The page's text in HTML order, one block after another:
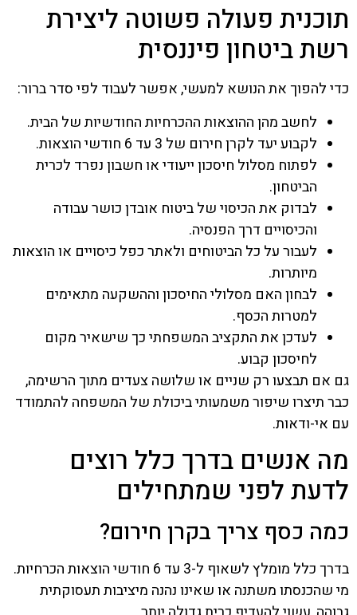
תוכנית פעולה פשוטה ליצירת
רשת ביטחון פיננסית
כדי להפוך את הנושא למעשי, אפשר לעבוד לפי סדר ברור:
לחשב מהן ההוצאות ההכרחיות החודשיות של הבית.
לקבוע יעד לקרן חירום של 3 עד 6 חודשי הוצאות.
לפתוח מסלול חיסכון ייעודי או חשבון נפרד לכרית
הביטחון.
לבדוק את הכיסוי של ביטוח אובדן כושר עבודה
והכיסויים דרך הפנסיה.
לעבור על כל הביטוחים ולאתר כפל כיסויים או הוצאות
מיותרות.
לבחון האם מסלולי החיסכון וההשקעה מתאימים
למטרות הכסף.
לעדכן את התקציב המשפחתי כך שישאיר מקום
לחיסכון קבוע.
גם אם תבצעו רק שניים או שלושה צעדים מתוך הרשימה,
כבר תיצרו שיפור משמעותי ביכולת של המשפחה להתמודד
עם אי-ודאות.
מה אנשים בדרך כלל רוצים
לדעת לפני שמתחילים
כמה כסף צריך בקרן חירום?
בדרך כלל מומלץ לשאוף ל-3 עד 6 חודשי הוצאות הכרחיות.
מי שהכנסתו משתנה או שאינו נהנה מיציבות תעסוקתית